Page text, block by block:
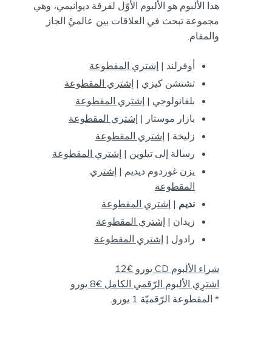
هذا الألبوم هو الألبوم الأوّل لفرقة ديوانيمي، وهي
مجموعة تبحث في العلاقات بين عالميْ الجاز
والمقام.
أوفرلند | إشتري المقطوعة
تشتشن كيزي | إشتري المقطوعة
بلقانولوجي | إشتري المقطوعة
بازار موستار | إشتري المقطوعة
زليخة | إشتري المقطوعة
رسالة إلى تيلوين | إشتري المقطوعة
يزن غوردوم ديديم | إشتري
المقطوعة
نديم | إشتري المقطوعة
زيدان | إشتري المقطوعة
رادول | إشتري المقطوعة
شراء الألبوم CD يورو €12
اشترِي الألبوم الرّقمي الكامل €8 يورو
* المقطوعة الرّقميّة 1 يورو.